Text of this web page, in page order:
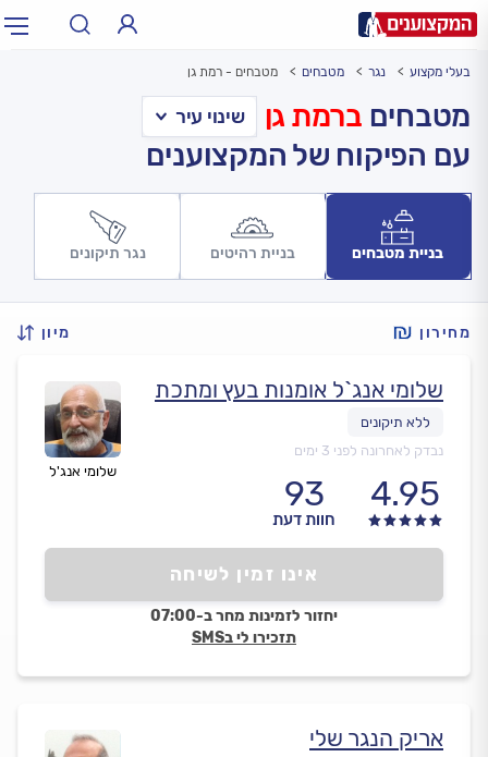
עירעיר: תל אביב, חיפה…
בעלי מקצוע נגר מטבחים מטבחים - רמת גן
מטבחים ברמת גן
עם הפיקוח של המקצוענים
בניית מטבחים בניית רהיטים נגר תיקונים
מחירון מיון
שלומי אנג'ל
שלומי אנג`ל אומנות בעץ ומתכת
נבדק לאחרונה לפני 3 ימים
4.95
93
חוות דעת
אינו זמין לשיחה
יחזור לזמינות מחר ב-07:00
תזכירו לי בSMS
אריק הנגר שלי